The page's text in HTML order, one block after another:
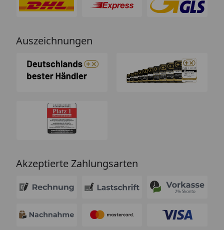
Auszeichnungen
Akzeptierte Zahlungsarten